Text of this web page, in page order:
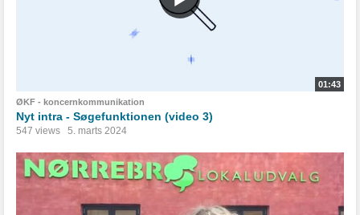
01:43
ØKF - koncernkommunikation
Nyt intra - Søgefunktionen (video 3)
547 views 5. marts 2024